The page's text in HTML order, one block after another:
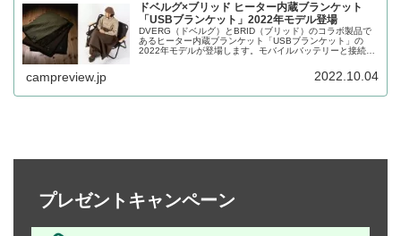
ドベルグ×ブリッド ヒーター内蔵ブランケット
「USBブランケット」2022年モデル登場
DVERG（ドベルグ）とBRID（ブリッド）のコラボ製品で
あるヒーター内蔵ブランケット「USBブランケット」の
2022年モデルが登場します。モバイルバッテリーと接続し
campreview.jp 2022.10.04
プレゼントキャンペーン